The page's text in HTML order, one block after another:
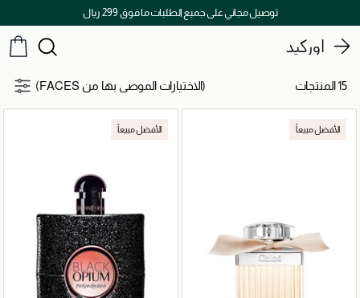
توصيل مجاني على جميع الطلبات ما فوق 299 ريال
اوركيد
15 المنتجات (الاختيارات الموصى بها من FACES)
الأفضل مبيعاً الأفضل مبيعاً